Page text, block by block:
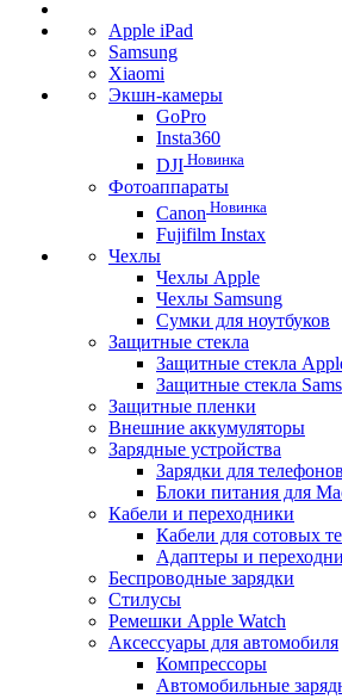
Apple iPad
Samsung
Xiaomi
Экшн-камеры
GoPro
Insta360
DJI Новинка
Фотоаппараты
Canon Новинка
Fujifilm Instax
Чехлы
Чехлы Apple
Чехлы Samsung
Сумки для ноутбуков
Защитные стекла
Защитные стекла
Защитные стекла
Защитные пленки
Внешние аккумуляторы
Зарядные устройства
Зарядки для
Блоки питания для
Кабели и переходники
Кабели для сотовых
Адаптеры и
Беспроводные зарядки
Стилусы
Ремешки Apple Watch
Аксессуары для автомобиля
Компрессоры
Автомобильные